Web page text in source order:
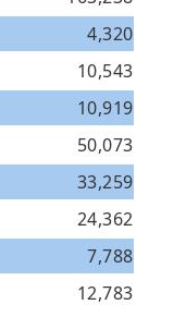
4,320
10,543
10,919
50,073
33,259
24,362
7,788
12,783